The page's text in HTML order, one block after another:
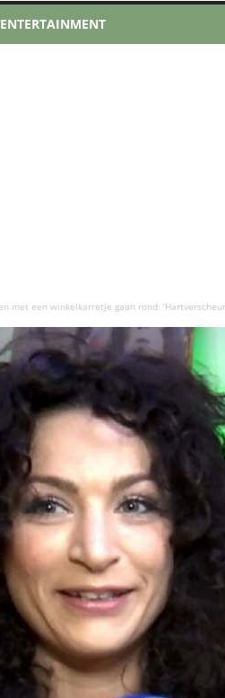
ENTERTAINMENT
met een winkelkarretje gaan rond: